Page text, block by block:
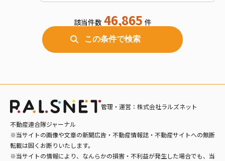
道北（旭川・富良野・稚内など）
十勝（帯広・音更など）
オホーツク（北見・網走など）
バス/トイレ別
室内洗濯機置場
独立洗面台
オートロック
デザイナーズ
該当件数 46,865 件
この条件で検索
管理・運営：株式会社ラルズネット
不動産連合隊ジャーナル
※当サイトの画像や文章の新聞広告・不動産情報誌・不動産サイトへの無断
転載は固くお断りいたします。
※当サイトの情報により、なんらかの損害・不利益が発生した場合でも、当